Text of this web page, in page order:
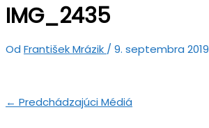
IMG_2435
Od František Mrázik /9. septembra 2019
← Predchádzajúci Médiá